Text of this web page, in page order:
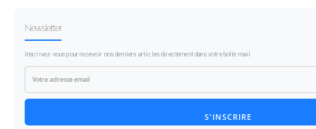
Newsletter
Inscrivez-vous pour recevoir nos derniers articles directement dans votre boîte mail.
S'INSCRIRE